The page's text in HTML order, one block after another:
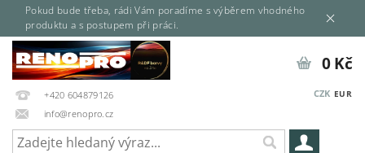
Pokud bude třeba, rádi Vám poradíme s výběrem vhodného
produktu a s postupem při práci.
+420 604879126
info@renopro.cz
CZK EUR
0 Kč